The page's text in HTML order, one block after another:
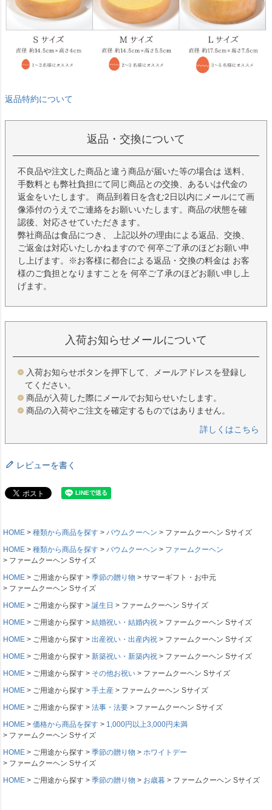
返品特約について
返品・交換について
不良品や注文した商品と違う商品が届いた等の場合は 送料、
手数料とも弊社負担にて同じ商品との交換、あるいは代金の
返金をいたします。 商品到着日を含む2日以内にメールにて画
像添付のうえでご連絡をお願いいたします。商品の状態を確
認後、対応させていただきます。
弊社商品は食品につき、 上記以外の理由による返品、交換、
ご返金は対応いたしかねますので 何卒ご了承のほどお願い申
し上げます。※お客様に都合による返品・交換の料金は お客
様のご負担となりますことを 何卒ご了承のほどお願い申し上
げます。
入荷お知らせメールについて
入荷お知らせボタンを押下して、メールアドレスを登録し
てください。
商品が入荷した際にメールでお知らせいたします。
商品の入荷やご注文を確定するものではありません。
詳しくはこちら
レビューを書く
HOME 種類から商品を探す バウムクーヘン
ファームクーヘン Sサイズ
HOME
種類から商品を探す バウムクーヘン
ファームクーヘン
ファームクーヘン Sサイズ
HOME
ご用途から探す 季節の贈り物
サマーギフト・お中元
ファームクーヘン Sサイズ
HOME
ご用途から探す 誕生日
ファームクーヘン Sサイズ
HOME
ご用途から探す 結婚祝い・結婚内祝
ファームクーヘン Sサイズ
HOME
ご用途から探す 出産祝い・出産内祝
ファームクーヘン Sサイズ
HOME
ご用途から探す 新築祝い・新築内祝
ファームクーヘン Sサイズ
HOME
ご用途から探す その他お祝い
ファームクーヘン Sサイズ
HOME
ご用途から探す 手土産
ファームクーヘン Sサイズ
HOME
ご用途から探す 法事・法要
ファームクーヘン Sサイズ
HOME
価格から商品を探す
1,000円以上3,000円未満
ファームクーヘン Sサイズ
HOME
ご用途から探す 季節の贈り物
ホワイトデー
ファームクーヘン Sサイズ
HOME
ご用途から探す 季節の贈り物 お歳暮 ファームクーヘン Sサイズ